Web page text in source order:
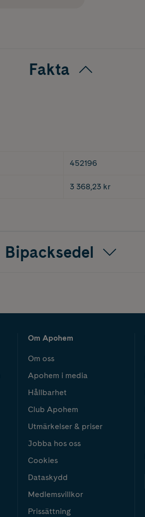
Fakta
452196
3 368,23 kr
Bipacksedel
Om Apohem
Om oss
Apohem i media
Hållbarhet
Club Apohem
Utmärkelser & priser
Jobba hos oss
Cookies
Dataskydd
Medlemsvillkor
Prissättning